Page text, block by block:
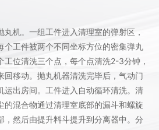
机。一组工件进入清理室的弹射区，
个工件被两个不同坐标方位的密集弹丸
工位清洗三个点，每个点清洗2-3分钟，
回移动。抛丸机器清洗完毕后，气动门
运出房间。工件进入自动循环清洗。清
的混合物通过清理室底部的漏斗和螺旋
，然后由提升料斗提升到分离器中。分